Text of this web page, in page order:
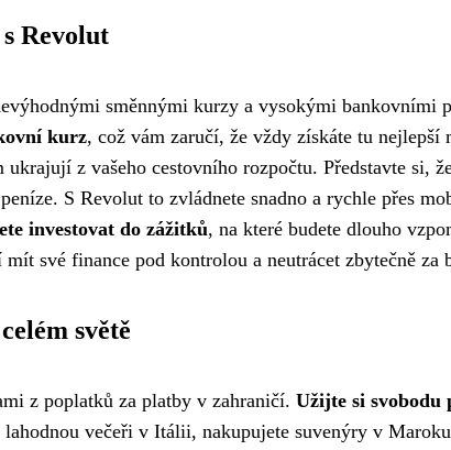
Revolut
směnnými kurzy a vysokými bankovními
kurz, což vám zaručí, že vždy získáte tu nejlepší
ukrajují z vašeho cestovního rozpočtu. Představte si,
S Revolut to zvládnete snadno a rychle přes
investovat do zážitků, na které budete dlouho
své finance pod kontrolou a neutrácet zbytečně za
světě
z poplatků za platby v zahraničí. Užijte si svobodu
večeři v Itálii, nakupujete suvenýry v